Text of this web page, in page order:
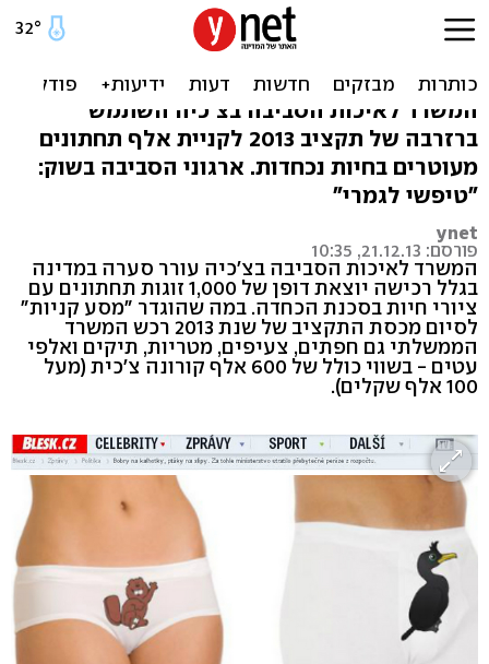
זעם בצ'כיה: שר בזבז תקציב
על תחתוני נשים
המשרד לאיכות הסביבה בצ'כיה השתמש
ברזרבה של תקציב 2013 לקניית אלף תחתונים
מעוטרים בחיות נכחדות. ארגוני הסביבה בשוק:
"טיפשי לגמרי"
ynet
פורסם: 21.12.13, 10:35
המשרד לאיכות הסביבה בצ'כיה עורר סערה במדינה
בגלל רכישה יוצאת דופן של 1,000 זוגות תחתונים עם
ציורי חיות בסכנת הכחדה. במה שהוגדר "מסע קניות"
לסיום מכסת התקציב של שנת 2013 רכש המשרד
הממשלתי גם חפתים, צעיפים, מטריות, תיקים ואלפי
עטים - בשווי כולל של 600 אלף קורונה צ'כית (מעל
100 אלף שקלים).